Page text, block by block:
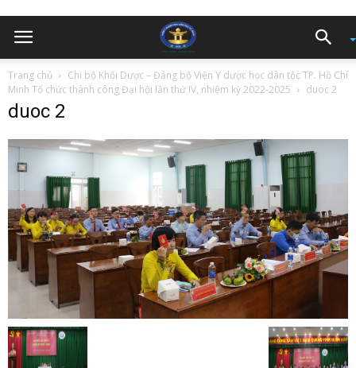
Trang chủ
Chi bộ Khối Dược – Đảng bộ Viện Y dược học dân tộc TP. Hồ Chí
Minh Tổ chức thành công Đại hội lần thứ IV, nhiệm kỳ 2022-2025
duoc 2
duoc 2